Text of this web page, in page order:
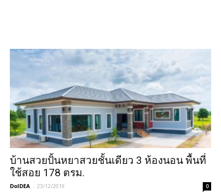
บ้านสวยปั้นหยาสวยชั้นเดียว 3 ห้องนอน พื้นที่
ใช้สอย 178 ตรม.
DoIDEA - 23/12/2019 0